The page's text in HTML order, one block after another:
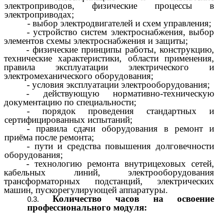
электроприводов, физические процессы в
электроприводах;
- выбор электродвигателей и схем управления;
- устройство систем электроснабжения, выбор
элементов схемы электроснабжения и защиты;
- физические принципы работы, конструкцию,
технические характеристики, области применения,
правила эксплуатации электрического и
электромеханического оборудования;
- условия эксплуатации электрооборудования;
- действующую нормативно-техническую
документацию по специальности;
- порядок проведения стандартных и
сертифицированных испытаний;
- правила сдачи оборудования в ремонт и
приёма после ремонта;
- пути и средства повышения долговечности
оборудования;
- технологию ремонта внутрицеховых сетей,
кабельных линий, электрооборудования
трансформаторных подстанций, электрических
машин, пускорегулирующей аппаратуры.
Количество часов на освоение
профессионального модуля: